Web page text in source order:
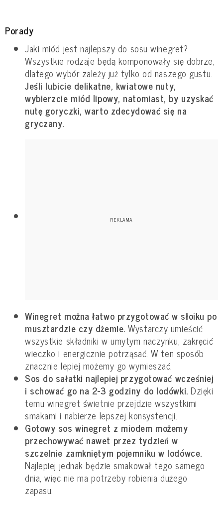
Porady
Jaki miód jest najlepszy do sosu winegret?
Wszystkie rodzaje będą komponowały się dobrze,
dlatego wybór zależy już tylko od naszego gustu.
Jeśli lubicie delikatne, kwiatowe nuty,
wybierzcie miód lipowy, natomiast, by uzyskać
nutę goryczki, warto zdecydować się na
gryczany.
Winegret można łatwo przygotować w słoiku po
musztardzie czy dżemie. Wystarczy umieścić
wszystkie składniki w umytym naczynku, zakręcić
wieczko i energicznie potrząsać. W ten sposób
znacznie lepiej możemy go wymieszać.
Sos do sałatki najlepiej przygotować wcześniej
i schować go na 2-3 godziny do lodówki.Dzięki
temu winegret świetnie przejdzie wszystkimi
smakami i nabierze lepszej konsystencji.
Gotowy sos winegret z miodem możemy
przechowywać nawet przez tydzień w
szczelnie zamkniętym pojemniku w lodówce.
Najlepiej jednak będzie smakował tego samego
dnia, więc nie ma potrzeby robienia dużego
zapasu.